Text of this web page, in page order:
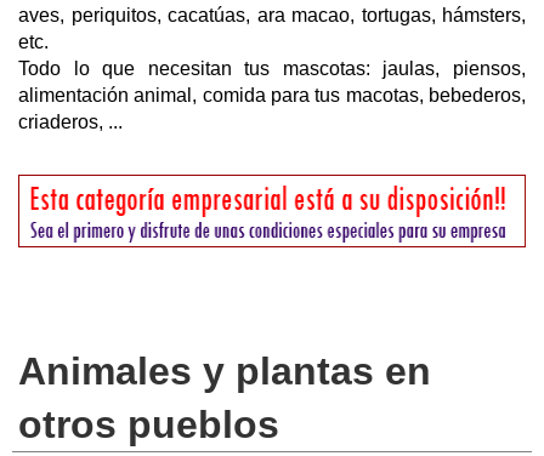
aves, periquitos, cacatúas, ara macao, tortugas, hámsters,
etc.
Todo lo que necesitan tus mascotas: jaulas, piensos,
alimentación animal, comida para tus macotas, bebederos,
criaderos, ...
Animales y plantas en
otros pueblos